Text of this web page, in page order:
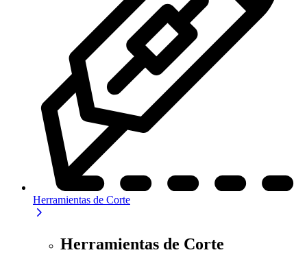
Herramientas de Corte
Herramientas de Corte